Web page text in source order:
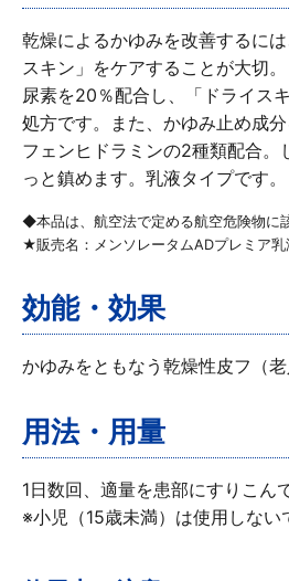
乾燥によるかゆみを改善するに
スキン」をケアすることが大切
尿素を20％配合し、「ドライス
処方です。また、かゆみ止め成
フェンヒドラミンの2種類配合。
っと鎮めます。乳液タイプです。
◆本品は、航空法で定める航空危険物に
★販売名：メンソレータムADプレミア
効能・効果
かゆみをともなう乾燥性皮フ（老
用法・用量
1日数回、適量を患部にすりこん
※小児（15歳未満）は使用しない